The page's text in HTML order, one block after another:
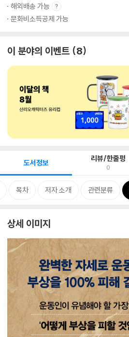
해외배송 가능
문화비소득공제 가능
이 분야의 이벤트 8
도서정보 리뷰/한줄평
0
목차 저자 소개 관련분류
상세 이미지